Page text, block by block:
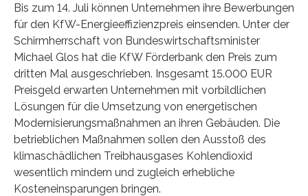
Bis zum 14. Juli können Unternehmen ihre Bewerbungen
für den KfW-Energieeffizienzpreis einsenden. Unter der
Schirmherrschaft von Bundeswirtschaftsminister
Michael Glos hat die KfW Förderbank den Preis zum
dritten Mal ausgeschrieben. Insgesamt 15.000 EUR
Preisgeld erwarten Unternehmen mit vorbildlichen
Lösungen für die Umsetzung von energetischen
Modernisierungsmaßnahmen an ihren Gebäuden. Die
betrieblichen Maßnahmen sollen den Ausstoß des
klimaschädlichen Treibhausgases Kohlendioxid
wesentlich mindern und zugleich erhebliche
Kosteneinsparungen bringen.